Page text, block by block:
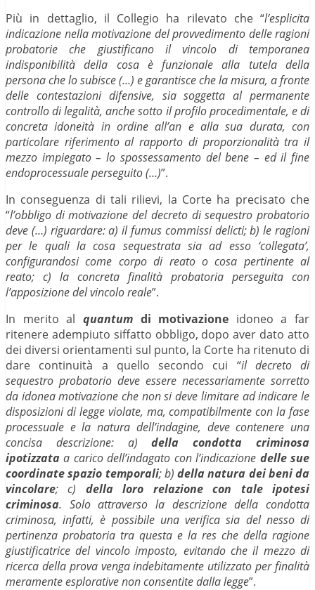
Più in dettaglio, il Collegio ha rilevato che “l’esplicita
indicazione nella motivazione del provvedimento delle ragioni
probatorie che giustificano il vincolo di temporanea
indisponibilità della cosa è funzionale alla tutela della
persona che lo subisce (…) e garantisce che la misura, a fronte
delle contestazioni difensive, sia soggetta al permanente
controllo di legalità, anche sotto il profilo procedimentale, e di
concreta idoneità in ordine all’an e alla sua durata, con
particolare riferimento al rapporto di proporzionalità tra il
mezzo impiegato – lo spossessamento del bene – ed il fine
endoprocessuale perseguito (…)”.
In conseguenza di tali rilievi, la Corte ha precisato che
“l’obbligo di motivazione del decreto di sequestro probatorio
deve (…) riguardare: a) il fumus commissi delicti; b) le ragioni
per le quali la cosa sequestrata sia ad esso ‘collegata’,
configurandosi come corpo di reato o cosa pertinente al
reato; c) la concreta finalità probatoria perseguita con
l’apposizione del vincolo reale”.
In merito al quantumdi motivazione idoneo a far
ritenere adempiuto siffatto obbligo, dopo aver dato atto
dei diversi orientamenti sul punto, la Corte ha ritenuto di
dare continuità a quello secondo cui “il decreto di
sequestro probatorio deve essere necessariamente sorretto
da idonea motivazione che non si deve limitare ad indicare le
disposizioni di legge violate, ma, compatibilmente con la fase
processuale e la natura dell’indagine, deve contenere una
concisa descrizione: a)della condotta criminosa
ipotizzata a carico dell’indagato con l’indicazione delle sue
coordinate spazio temporali; b) della natura dei beni da
vincolare; c) della loro relazione con tale ipotesi
criminosa. Solo attraverso la descrizione della condotta
criminosa, infatti, è possibile una verifica sia del nesso di
pertinenza probatoria tra questa e la res che della ragione
giustificatrice del vincolo imposto, evitando che il mezzo di
ricerca della prova venga indebitamente utilizzato per finalità
meramente esplorative non consentite dalla legge”.